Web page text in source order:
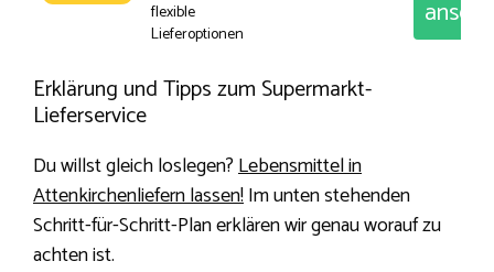
flexible
Lieferoptionen
Erklärung und Tipps zum Supermarkt-
Lieferservice
Du willst gleich loslegen?Lebensmittel in
Attenkirchenliefern lassen!Im unten stehenden
Schritt-für-Schritt-Plan erklären wir genau worauf zu
achten ist.